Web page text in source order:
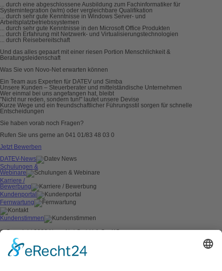
... durch eine abgeschlossene Ausbildung zum Fachinformatiker für
Systemintegration (w/m) oder vergleichbare Qualifikation
... durch sehr gute Kenntnisse in Windows Server- und
Arbeitsplatzbetriebssystemen
... durch sehr gute Kenntnisse in den Microsoft Office Produkten
... durch Erfahrung mit Netzwerk- und Virtualisierungstechnologien
... durch Reisebereitschaft
Und das alles gepaart mit einer riesen Portion Menschlichkeit &
Beratungsleidenschaft
Was Sie von Novo-Net erwarten können
Ein Team aus Experten für DATEV und Simba
Unsere Kunden – Steuerberater und mittelständische Unternehmen
Wer einmal bei uns angefangen hat, bleibt
"Nicht nur reden, sondern tun!" lautet unsere Devise
Kurze Wege und ein freundschaftlicher Führungsstil sorgen für schnelle
Entscheidungen
Sie haben vorab noch Fragen?
Rufen Sie uns gerne an 041 01/83 48 03 0
Jetzt Bewerben
DATEV-News
Schulungen &
Webinare
Karriere /
Bewerbung
Kundenportal
Fernwartung
Kundenstimmen
© Copyright 2026 Novo-Net GmbH & Co. KG
AGB
Impressum